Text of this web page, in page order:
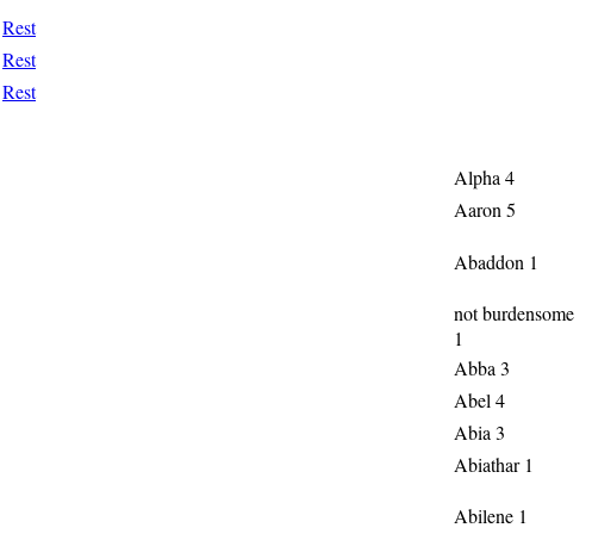
Rest
Rest
Rest
Alpha 4
Aaron 5
Abaddon 1
not burdensome
1
Abba 3
Abel 4
Abia 3
Abiathar 1
Abilene 1